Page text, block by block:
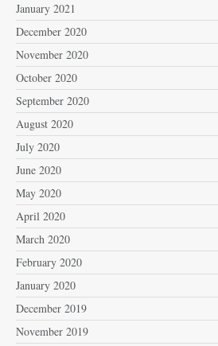
January 2021
December 2020
November 2020
October 2020
September 2020
August 2020
July 2020
June 2020
May 2020
April 2020
March 2020
February 2020
January 2020
December 2019
November 2019